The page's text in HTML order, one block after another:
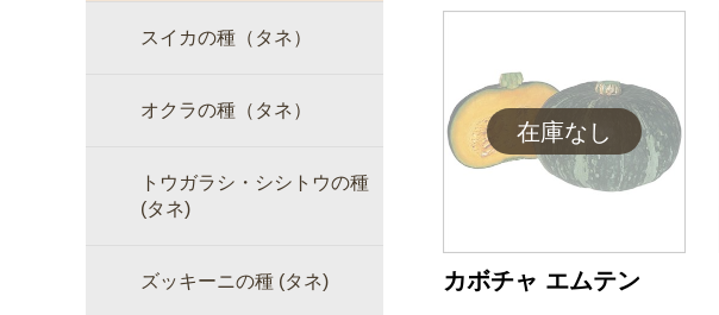
スイカの種（タネ）
オクラの種（タネ）
トウガラシ・シシトウの種
(タネ)
ズッキーニの種 (タネ) カボチャ エムテン